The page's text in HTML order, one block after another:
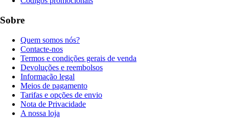
Sobre
Quem somos nós?
Contacte-nos
Termos e condições gerais de venda
Devoluções e reembolsos
Informação legal
Meios de pagamento
Tarifas e opções de envio
Nota de Privacidade
A nossa loja